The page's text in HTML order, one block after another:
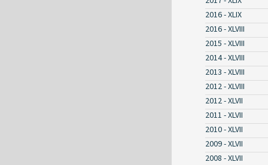
2016 - XLIX
2016 - XLVIII
2015 - XLVIII
2014 - XLVIII
2013 - XLVIII
2012 - XLVIII
2012 - XLVII
2011 - XLVII
2010 - XLVII
2009 - XLVII
2008 - XLVII